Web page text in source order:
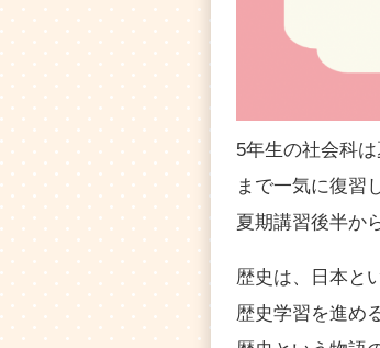
5年生の社会科
まで一気に復習
夏期講習後半か
歴史は、日本と
歴史学習を進め